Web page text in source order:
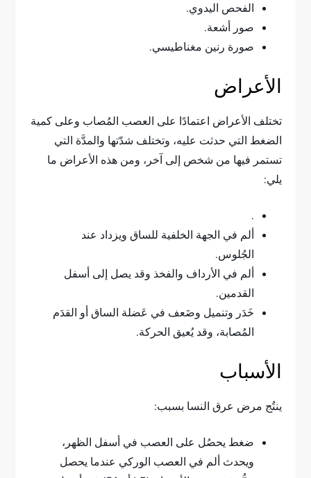
الفحص اليدوي.
صور أشعة.
صورة رنين مغناطيسي.
الأعراض
تختلف الأعراض اعتمادًا على العصب المُصاب وعلى كمية
الضغط التي حدثت عليه، وتختلف شدّتها والمدَّة التي
تستمر فيها من شخص إلى آخر، ومن هذه الأعراض ما
يلي:
.
ألم في الجهة الخلفية للساق ويزداد عند
الجُلوس.
ألم في الأرداف والفخذ وقد يصل إلى أسفل
القدمين.
خَدَر وتنميل وضَعف في عَضلة الساق أو القدَم
المُصابة، وقد يُعيق الحركة.
الأسباب
ينتُج مرض عرق النسا بسبب:
ضغط يحصُل على العصب في أسفل الظهر،
ويحدث ألم في العصب الوركي عندما يحصل